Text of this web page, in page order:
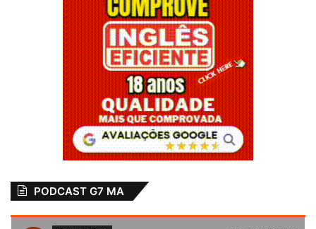
PODCAST G7 MA